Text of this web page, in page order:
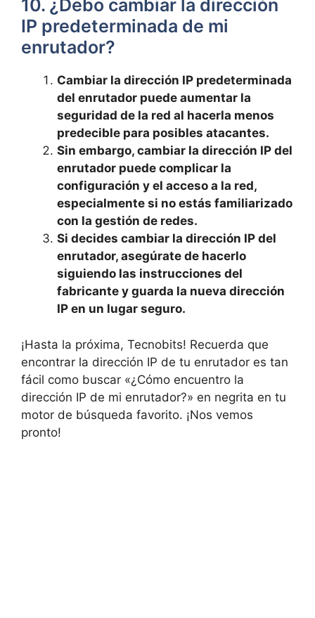
10. ¿Debo cambiar la dirección
IP predeterminada de mi
enrutador?
Cambiar la‍ dirección IP​ predeterminada
del enrutador puede aumentar ⁢la
seguridad de la red al hacerla​ menos
predecible para posibles atacantes.
Sin⁤ embargo, cambiar la ​dirección IP del
enrutador puede complicar ⁢la
configuración y el acceso a⁤ la red,
especialmente si no estás familiarizado
con‍ la gestión de⁤ redes.
Si decides cambiar la ⁢dirección IP ⁢del
enrutador, asegúrate de ⁣hacerlo
siguiendo las ⁤instrucciones del
fabricante⁤ y guarda la‌ nueva dirección
IP en un lugar seguro.
¡Hasta la ​próxima, Tecnobits! Recuerda que
encontrar la ‌dirección⁣ IP ⁣de tu enrutador es tan
fácil como ⁤buscar «¿Cómo encuentro la
‍dirección IP ‌de mi enrutador?»​ en negrita en tu
motor de búsqueda favorito. ⁤¡Nos vemos⁢
pronto!